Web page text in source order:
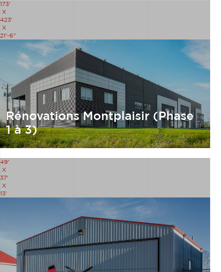
173'
X
423'
X
21'-6"
Rénovations Montplaisir (Phase
1 à 3)
49'
X
37'
X
13'